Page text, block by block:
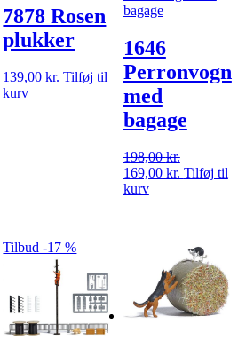
7878 Rosen
plukker
139,00kr. Tilføj til
kurv
1646
Perronvogn
med
bagage
198,00kr.
Den
oprindelige
169,00 kr.Den
Tilføj til
kurv
Tilbud -17 %